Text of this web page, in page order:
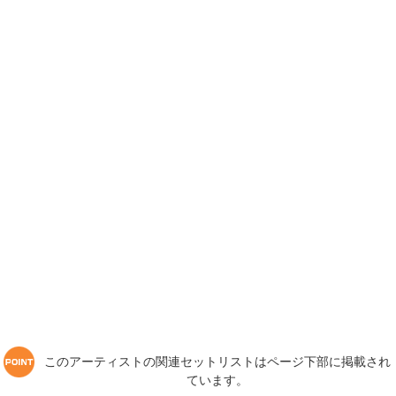
このアーティストの関連セットリストはページ下部に掲載され
ています。